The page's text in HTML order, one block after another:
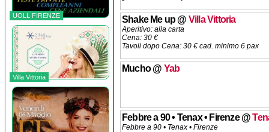
UOLL FIRENZE
Villa Vittoria
Shake Me up@ Villa Vittoria
Aperitivo: alla carta
Cena: 30 €
Tavoli dopo Cena: 30 € cad. minimo 6 pax
Mucho@ Yab
Febbre a 90 • Tenax • Firenze@
Febbre a 90 • Tenax • Firenze